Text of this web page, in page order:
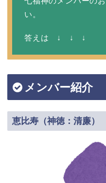
い。
答えは ↓ ↓ ↓
メンバー紹介
恵比寿（神徳：清廉）